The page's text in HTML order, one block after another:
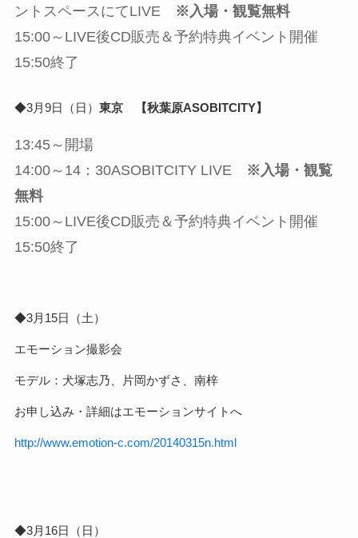
ントスペースにてLIVE
※入場・観覧無料
15:00～LIVE後CD販売＆予約特典イベント開催
15:50終了
◆3月9日（日） 東京 【秋葉原ASOBITCITY】
13:45～開場
14:00～14：30ASOBITCITY LIVE
※入場・観覧
無料
15:00～LIVE後CD販売＆予約特典イベント開催
15:50終了
◆3月15日（土）
エモーション撮影会
モデル：犬塚志乃、片岡かずさ、南梓
お申し込み・詳細はエモーションサイトへ
http://www.emotion-c.com/20140315n.html
◆3月16日（日）